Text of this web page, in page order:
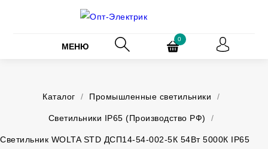
МЕНЮ
0
Каталог / Промышленные светильники /
Светильники IP65 (Производство РФ) /
Светильник WOLTA STD ДСП14-54-002-5К 54Вт 5000К IP65